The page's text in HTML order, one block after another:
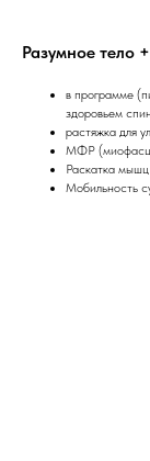
Разумное тело
в программе
здоровьем
растяжка для
МФР
Раскатка
Мобильность